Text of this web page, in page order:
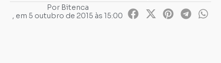
PorBitenca
, em 5 outubro de 2015 às 15:00